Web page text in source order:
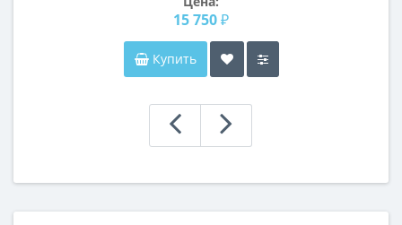
15 750 ₽
Купить